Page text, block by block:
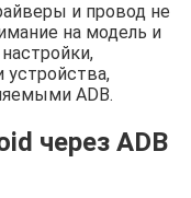
и провод не
на модель и
устройства,
ADB.
через ADB